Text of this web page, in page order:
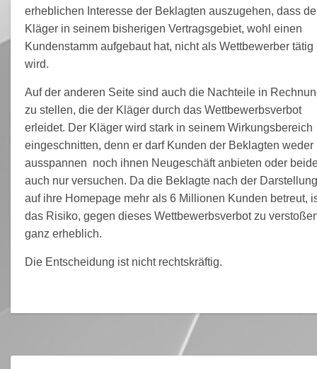
erheblichen Interesse der Beklagten auszugehen, dass
Kläger in seinem bisherigen Vertragsgebiet, wohl einen
Kundenstamm aufgebaut hat, nicht als Wettbewerber tätig
wird.
Auf der anderen Seite sind auch die Nachteile in
zu stellen, die der Kläger durch das Wettbewerbsverbot
erleidet. Der Kläger wird stark in seinem Wirkungsbereich
eingeschnitten, denn er darf Kunden der Beklagten weder
ausspannen noch ihnen Neugeschäft anbieten oder
auch nur versuchen. Da die Beklagte nach der Darstellung
auf ihre Homepage mehr als 6 Millionen Kunden betreut,
das Risiko, gegen dieses Wettbewerbsverbot zu
ganz erheblich.
Die Entscheidung ist nicht rechtskräftig.